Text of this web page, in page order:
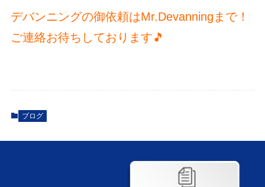
デバンニングの御依頼はMr.Devanningまで！
ご連絡お待ちしております🎵
ブログ